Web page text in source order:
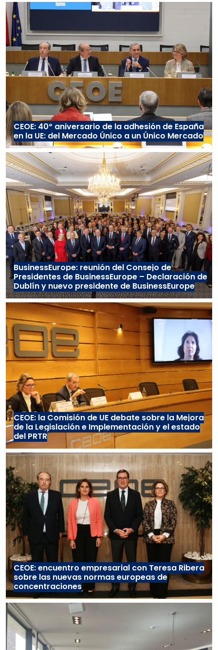
CEOE: 40º aniversario de la adhesión de España
en la UE: del Mercado Único a un Único Mercado
BusinessEurope: reunión del Consejo de
Presidentes de BusinessEurope – Declaración de
Dublín y nuevo presidente de BusinessEurope
CEOE: la Comisión de UE debate sobre la Mejora
de la Legislación e Implementación y el estado
del PRTR
CEOE: encuentro empresarial con Teresa Ribera
sobre las nuevas normas europeas de
concentraciones